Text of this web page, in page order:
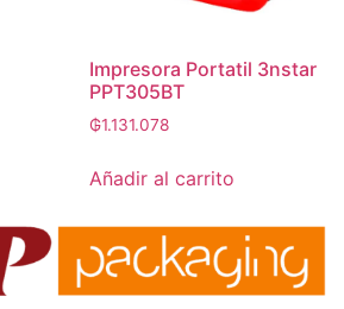
Impresora Portatil 3nstar
PPT305BT
₲1.131.078
Añadir al carrito